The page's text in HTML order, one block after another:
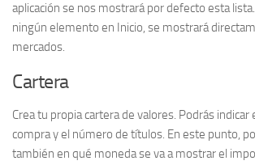
aplicación se nos mostrará por defecto esta
ningún elemento en Inicio, se mostrará
mercados.
Cartera
Crea tu propia cartera de valores. Podrás indicar
compra y el número de títulos. En este punto,
también en qué moneda se va a mostrar el